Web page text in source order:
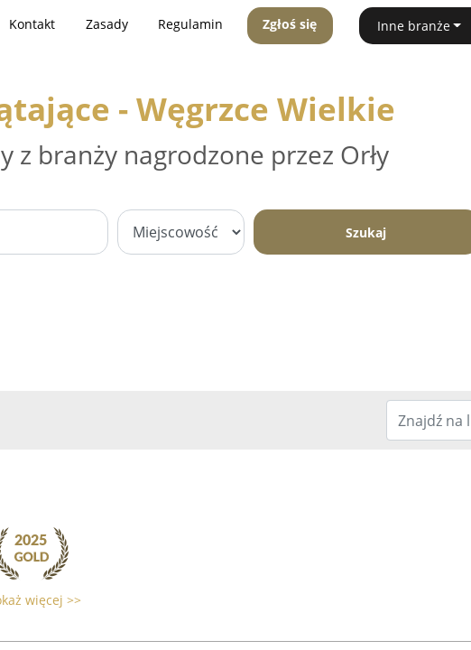
Kontakt Zasady Regulamin Zgłoś się Inne branże
- Węgrzce Wielkie
z branży nagrodzone przez Orły
Szukaj
więcej >>